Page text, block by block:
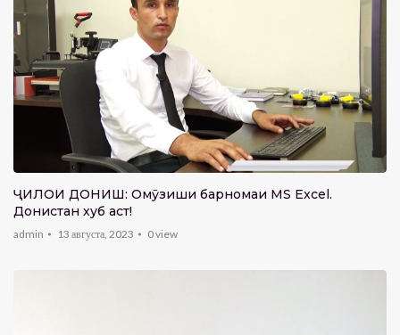
ҶИЛОИ ДОНИШ: Омӯзиши барномаи MS Excel.
Донистан хуб аст!
admin 13 августа, 2023 0view